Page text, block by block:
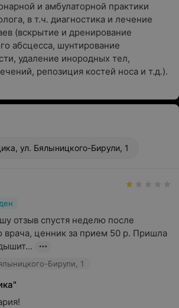
и амбулаторной практики
в т.ч. диагностика и лечение
(вскрытие и дренирование
абсцесса, шунтирование
удаление инородных тел,
репозиция костей носа и т.д.).
ул. Бялыницкого-Бирули, 1
отзыв спустя неделю после
врача, ценник за прием 50 р. Пришла
Бирули, 1